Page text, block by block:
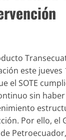
este jueves
el SOTE
sin haber
Por ello, el